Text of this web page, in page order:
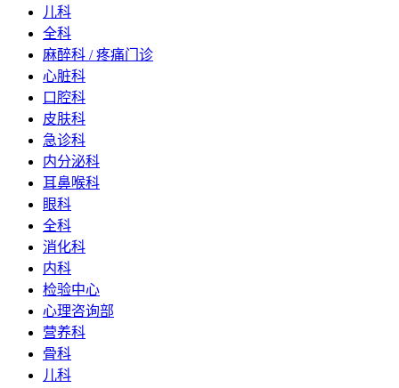
儿科
全科
麻醉科 / 疼痛门诊
心脏科
口腔科
皮肤科
急诊科
内分泌科
耳鼻喉科
眼科
全科
消化科
内科
检验中心
心理咨询部
营养科
骨科
儿科